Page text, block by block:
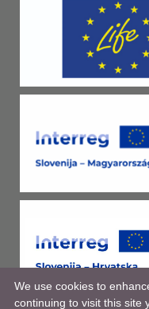
We use cookies to
continuing to visit this site